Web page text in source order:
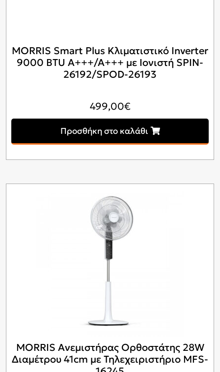
MORRIS Smart Plus Κλιματιστικό Inverter
9000 BTU A+++/A+++ με Ιονιστή SPIN-
26192/SPOD-26193
499,00€
Προσθήκη στο καλάθι
MORRIS Ανεμιστήρας Ορθοστάτης 28W
Διαμέτρου 41cm με Τηλεχειριστήριο MFS-